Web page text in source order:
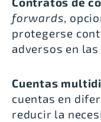
forwards,
protegerse
adversos en
Cuentas
cuentas en
reducir la